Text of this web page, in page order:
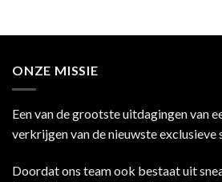
ONZE MISSIE
Een van de grootste uitdagingen van
verkrijgen van de nieuwste exclusieve
Doordat ons team ook bestaat uit